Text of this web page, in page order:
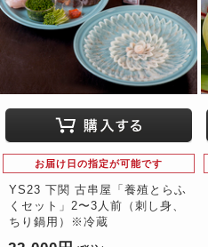
お届け日の指定が可能です
YS23 下関 古串屋「養殖とらふ
くセット」2〜3人前（刺し身、
ちり鍋用）※冷蔵